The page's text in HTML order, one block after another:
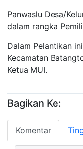
Panwaslu Desa/
dalam rangka
Dalam Pelantikan
Kecamatan
Ketua MUI.
Bagikan Ke:
Komentar